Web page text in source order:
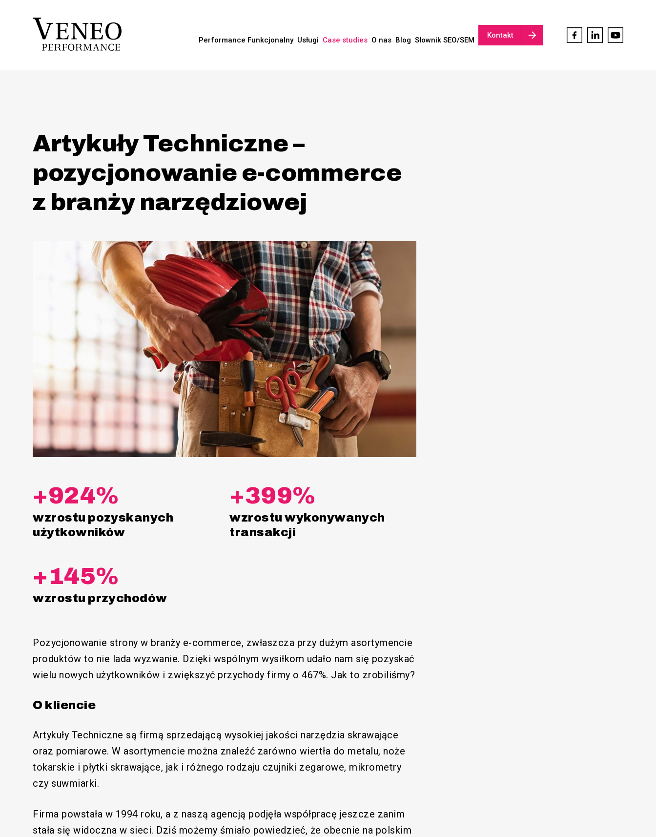
Performance Funkcjonalny Usługi Case studies O nas Blog Słownik SEO/SEM
Kontakt
Artykuły Techniczne –
pozycjonowanie e-commerce
z branży narzędziowej
+924%
wzrostu pozyskanych
użytkowników
+399%
wzrostu wykonywanych
transakcji
+145%
wzrostu przychodów
Pozycjonowanie strony w branży e-commerce, zwłaszcza przy dużym asortymencie
produktów to nie lada wyzwanie. Dzięki wspólnym wysiłkom udało nam się pozyskać
wielu nowych użytkowników i zwiększyć przychody firmy o 467%. Jak to zrobiliśmy?
O kliencie
Artykuły Techniczne są firmą sprzedającą wysokiej jakości narzędzia skrawające
oraz pomiarowe. W asortymencie można znaleźć zarówno wiertła do metalu, noże
tokarskie i płytki skrawające, jak i różnego rodzaju czujniki zegarowe, mikrometry
czy suwmiarki.
Firma powstała w 1994 roku, a z naszą agencją podjęła współpracę jeszcze zanim
stała się widoczna w sieci. Dziś możemy śmiało powiedzieć, że obecnie na polskim